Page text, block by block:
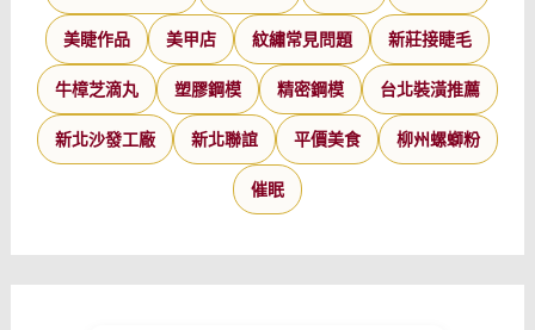
美睫作品 美甲店 紋繡常見問題 新莊接睫毛
牛樟芝滴丸 塑膠鋼模 精密鋼模 台北裝潢推薦
新北沙發工廠 新北聯誼 平價美食 柳州螺螄粉
催眠